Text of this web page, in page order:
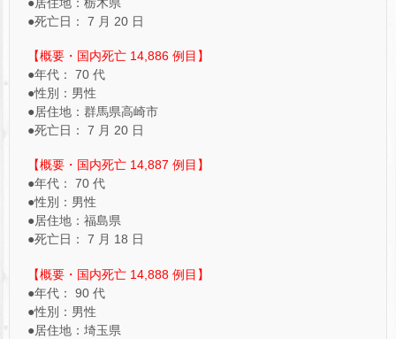
●死亡日： 7 月 20 日
【概要・国内死亡 14,886 例目】
●年代： 70 代
●性別：男性
●居住地：群馬県高崎市
●死亡日： 7 月 20 日
【概要・国内死亡 14,887 例目】
●年代： 70 代
●性別：男性
●居住地：福島県
●死亡日： 7 月 18 日
【概要・国内死亡 14,888 例目】
●年代： 90 代
●性別：男性
●居住地：埼玉県